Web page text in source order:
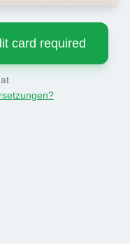
card required